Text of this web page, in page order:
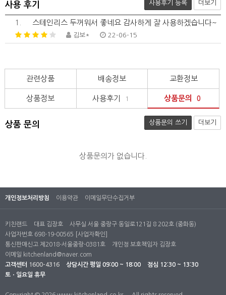
사용 후기 사용후기 등록 더보기
1. 스테인리스 두꺼워서 좋네요 감사하게 잘 사용하겠습니다~
김보* 22-06-15
관련상품 배송정보 교환정보
상품정보 사용후기 1 상품문의 0
상품 문의 상품문의 쓰기 더보기
상품문의가 없습니다.
개인정보처리방침 이용약관 이메일무단수집거부
키친랜드 대표 김장호
사무실 서울 중랑구 동일로121길 8 202호 (중화동)
사업자번호 698-19-00565
[사업자확인]
통신판매신고 제2018-서울중랑-0381호
개인정 보호책임자 김장호
이메일 kitchenland@naver.com
고객센터 1600-4316 상담시간 평일 09:00 ~ 18:00
점심 12:30 ~ 13:30
토ㆍ일요일 휴무